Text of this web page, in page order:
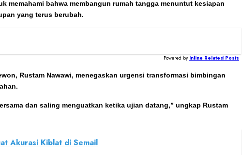
memahami bahwa membangun rumah tangga menuntut kesiapan
yang terus berubah.
Powered by Inline Related Posts
Rustam Nawawi, menegaskan urgensi transformasi bimbingan
dan saling menguatkan ketika ujian datang,” ungkap Rustam
Akurasi Kiblat di Semail